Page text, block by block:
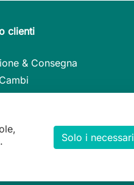
clienti
& Consegna
frequenti
Solo i necessari